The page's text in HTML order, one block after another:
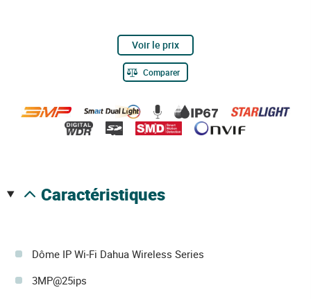
Voir le prix
Comparer
caractéristiques
Dôme IP Wi-Fi Dahua Wireless Series
3MP@25ips